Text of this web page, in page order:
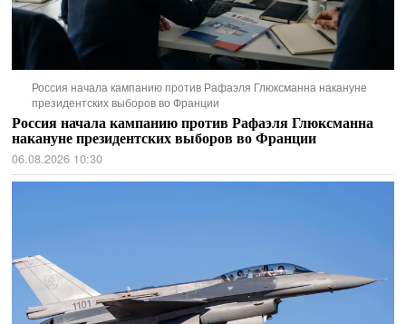
Россия начала кампанию против Рафаэля Глюксманна накануне
президентских выборов во Франции
Россия начала кампанию против Рафаэля Глюксманна
накануне президентских выборов во Франции
06.08.2026 10:30